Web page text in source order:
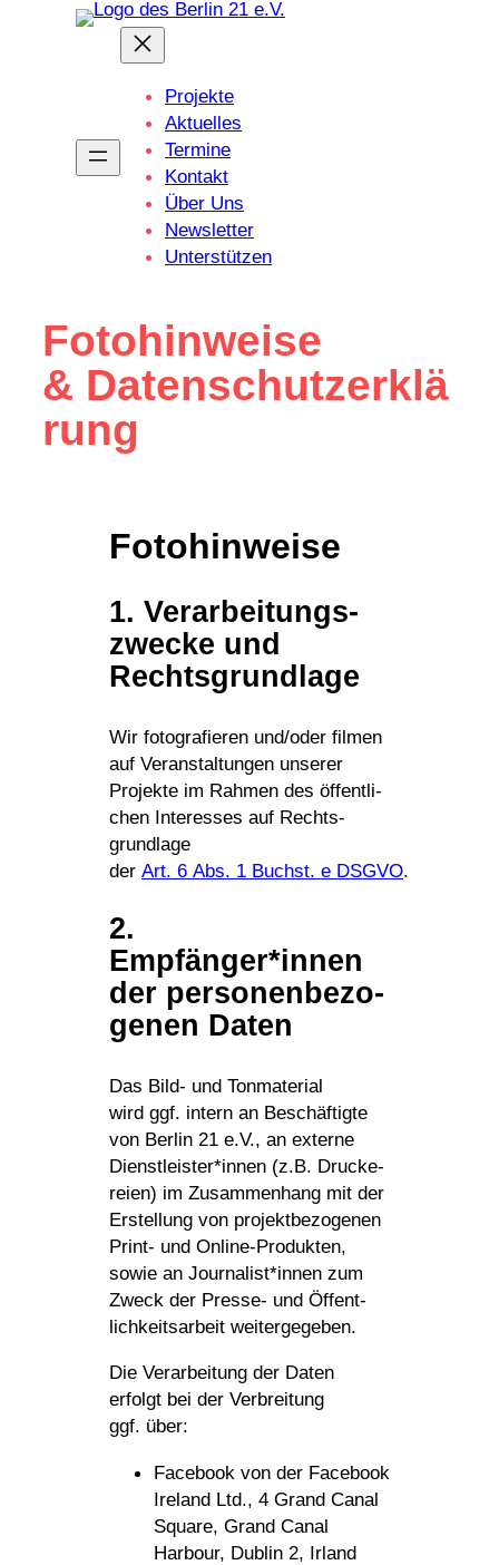
Projekte
Aktuelles
Termine
Kontakt
Über Uns
Newsletter
Unterstützen
Foto­hin­weise
& Datenschutzerklä
rung
Foto­hin­weise
1. Verar­bei­tungs­
zwecke und
Rechtsgrundlage
Wir foto­gra­fieren und/oder filmen
auf Veran­stal­tungen unserer
Projekte im Rahmen des öffent­li­
chen Inter­esses auf Rechts­
grund­lage
der Art. 6 Abs. 1 Buchst. e DSGVO.
2.
Empfänger*innen
der perso­nen­be­zo­
genen Daten
Das Bild- und Tonma­te­rial
wird ggf. intern an Beschäf­tigte
von Berlin 21 e.V., an externe
Dienstleister*innen (z.B. Drucke­
reien) im Zusam­men­hang mit der
Erstel­lung von projekt­be­zo­genen
Print- und Online-Produkten,
sowie an Journalist*innen zum
Zweck der Presse- und Öffent­
lich­keits­ar­beit weitergegeben.
Die Verar­bei­tung der Daten
erfolgt bei der Verbrei­tung
ggf. über:
Face­book von der Face­book
Ireland Ltd., 4 Grand Canal
Square, Grand Canal
Harbour, Dublin 2, Irland